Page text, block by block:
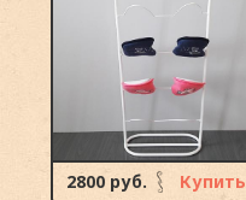
2800 руб. Купить